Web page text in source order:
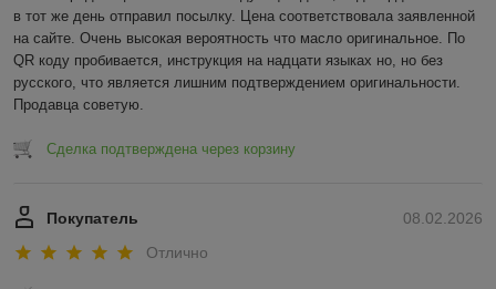
в тот же день отправил посылку. Цена соответствовала заявленной
на сайте. Очень высокая вероятность что масло оригинальное. По
QR коду пробивается, инструкция на надцати языках но, но без
русского, что является лишним подтверждением оригинальности.
Продавца советую.
Сделка подтверждена через корзину
08.02.2026
Покупатель
Отлично